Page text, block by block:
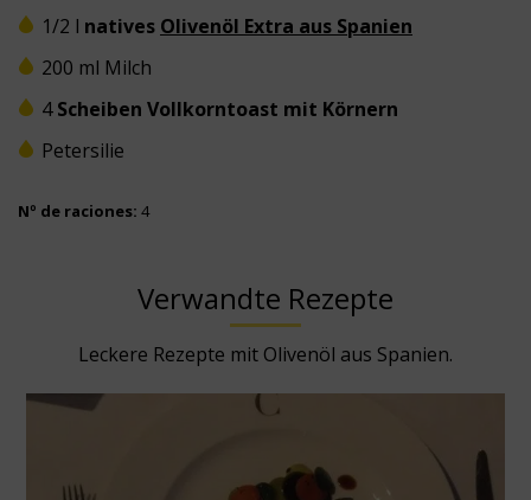
1/2 l natives Olivenöl Extra aus Spanien
200 ml Milch
4Scheiben Vollkorntoast mit Körnern
Petersilie
Nº de raciones: 4
Verwandte Rezepte
Leckere Rezepte mit Olivenöl aus Spanien.